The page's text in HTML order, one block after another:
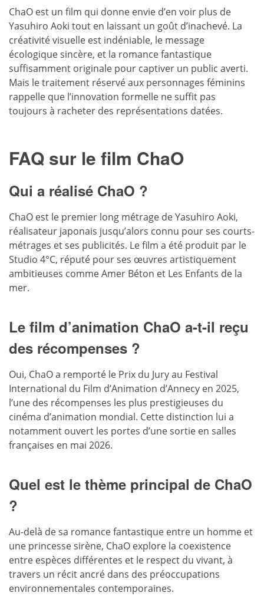
ChaO est un film qui donne envie d’en voir plus de
Yasuhiro Aoki tout en laissant un goût d’inachevé. La
créativité visuelle est indéniable, le message
écologique sincère, et la romance fantastique
suffisamment originale pour captiver un public averti.
Mais le traitement réservé aux personnages féminins
rappelle que l’innovation formelle ne suffit pas
toujours à racheter des représentations datées.
FAQ sur le film ChaO
Qui a réalisé ChaO ?
ChaO est le premier long métrage de Yasuhiro Aoki,
réalisateur japonais jusqu’alors connu pour ses courts-
métrages et ses publicités. Le film a été produit par le
Studio 4°C, réputé pour ses œuvres artistiquement
ambitieuses comme Amer Béton et Les Enfants de la
mer.
Le film d’animation ChaO a-t-il reçu
des récompenses ?
Oui, ChaO a remporté le Prix du Jury au Festival
International du Film d’Animation d’Annecy en 2025,
l’une des récompenses les plus prestigieuses du
cinéma d’animation mondial. Cette distinction lui a
notamment ouvert les portes d’une sortie en salles
françaises en mai 2026.
Quel est le thème principal de ChaO
?
Au-delà de sa romance fantastique entre un homme et
une princesse sirène, ChaO explore la coexistence
entre espèces différentes et le respect du vivant, à
travers un récit ancré dans des préoccupations
environnementales contemporaines.